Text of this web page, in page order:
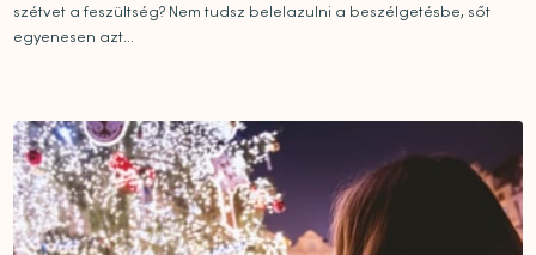
szétvet a feszültség? Nem tudsz belelazulni a beszélgetésbe, sőt
egyenesen azt...